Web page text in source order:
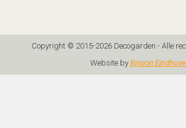
Copyright © 2015-2026 Decogarden - Alle
Website by Brixion